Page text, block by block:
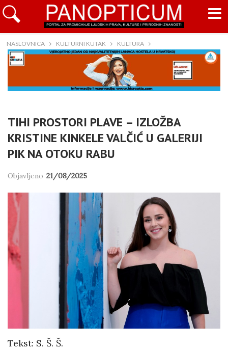
NASLOVNICA KULTURNI KUTAK KULTURA
TIHI PROSTORI PLAVE – IZLOŽBA
KRISTINE KINKELE VALČIĆ U GALERIJI
PIK NA OTOKU RABU
Objavljeno 21/08/2025
Tekst: S. Š. Š.